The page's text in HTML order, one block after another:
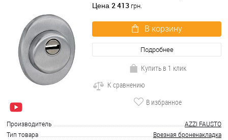
Цена 2 413 грн.
В корзину
Подробнее
Купить в 1 клик
К сравнению
В избранное
Производитель
AZZI FAUSTO
Тип товара
Врезная броненакладка